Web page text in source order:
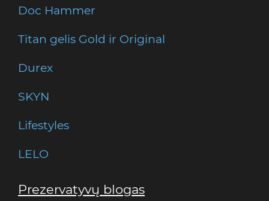
Doc Hammer
Titan gelis Gold ir Original
Durex
SKYN
Lifestyles
LELO
Prezervatyvų blogas